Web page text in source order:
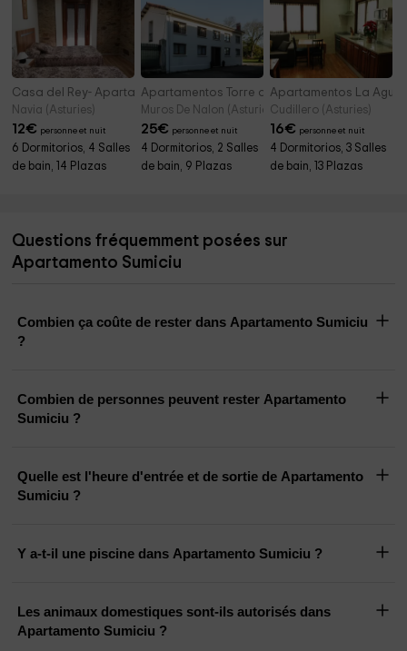
Casa del Rey- Apartamentos
Navia (Asturies)
12€ personne et nuit
6 Dormitorios, 4 Salles
de bain, 14 Plazas
Apartamentos Torre del Marqués
Muros De Nalon (Asturies)
25€ personne et nuit
4 Dormitorios, 2 Salles
de bain, 9 Plazas
Apartamentos La
Cudillero (Asturies)
16€ personne et nuit
4 Dormitorios, 3 Salles
de bain, 13 Plazas
Questions fréquemment posées sur
Apartamento Sumiciu
Combien ça coûte de rester dans Apartamento Sumiciu
?
Combien de personnes peuvent rester Apartamento
Sumiciu ?
Quelle est l'heure d'entrée et de sortie de Apartamento
Sumiciu ?
Y a-t-il une piscine dans Apartamento Sumiciu ?
Les animaux domestiques sont-ils autorisés dans
Apartamento Sumiciu ?